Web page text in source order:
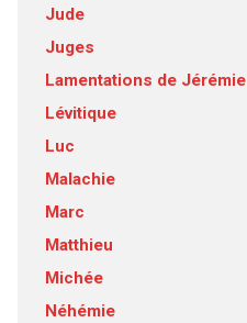
Jude
Juges
Lamentations de Jérémie
Lévitique
Luc
Malachie
Marc
Matthieu
Michée
Néhémie